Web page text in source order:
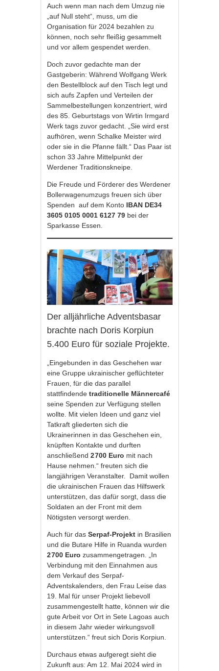
Auch wenn man nach dem Umzug nie
„auf Null steht“, muss, um die
Organisation für 2024 bezahlen zu
können, noch sehr fleißig gesammelt
und vor allem gespendet werden.
Doch zuvor gedachte man der
Gastgeberin: Während Wolfgang Werk
den Bestellblock auf den Tisch legt und
sich aufs Zapfen und Verteilen der
Sammelbestellungen konzentriert, wird
des 85. Geburtstags von Wirtin Irmgard
Werk tags zuvor gedacht. „Sie wird erst
aufhören, wenn Schalke Meister wird
oder sie in die Pfanne fällt.“ Das Paar ist
schon 33 Jahre Mittelpunkt der
Werdener Traditionskneipe.
Die Freude und Förderer des Werdener
Bollerwagenumzugs freuen sich über
Spenden auf dem Konto IBAN DE34
3605 0105 0001 6127 79 bei der
Sparkasse Essen.
Der alljährliche Adventsbasar
brachte nach Doris Korpiun
5.400 Euro für soziale Projekte.
„Eingebunden in das Geschehen war
eine Gruppe ukrainischer geflüchteter
Frauen, für die das parallel
stattfindendetraditionelle Männercafé
seine Spenden zur Verfügung stellen
wollte. Mit vielen Ideen und ganz viel
Tatkraft gliederten sich die
Ukrainerinnen in das Geschehen ein,
knüpften Kontakte und durften
anschließend2 700 Euro mit nach
Hause nehmen.“ freuten sich die
langjährigen Veranstalter. Damit wollen
die ukrainischen Frauen das Hilfswerk
unterstützen, das dafür sorgt, dass die
Soldaten an der Front mit dem
Nötigsten versorgt werden.
Auch für das Serpaf-Projekt in Brasilien
und die Butare Hilfe in Ruanda wurden
2 700 Eurozusammengetragen. „In
Verbindung mit den Einnahmen aus
dem Verkauf des Serpaf-
Adventskalenders, den Frau Leise das
19. Mal für unser Projekt liebevoll
zusammengestellt hatte, können wir die
gute Arbeit vor Ort in Sete Lagoas auch
in diesem Jahr wieder wirkungsvoll
unterstützen.“ freut sich Doris Korpiun.
Durchaus etwas aufgeregt sieht die
Zukunft aus: Am 12. Mai 2024 wird in